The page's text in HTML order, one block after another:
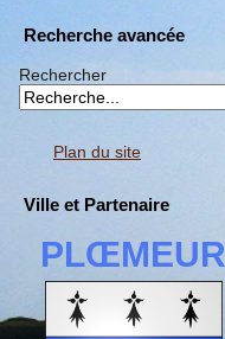
Recherche avancée
Rechercher
Plan du site
Ville et Partenaire
PLŒMEUR